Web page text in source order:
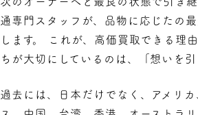
通専門スタッフが、品物に応じたの
します。 これが、高価買取できる理
ちが大切にしているのは、「想いを引
過去には、日本だけでなく、アメリ